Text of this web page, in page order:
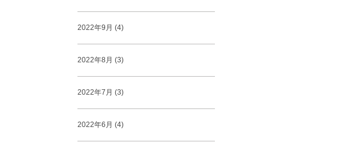
2022年9月 (4)
2022年8月 (3)
2022年7月 (3)
2022年6月 (4)